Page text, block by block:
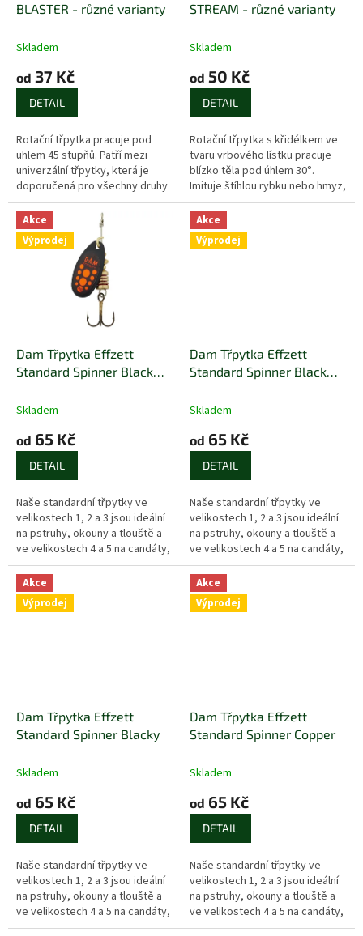
BLASTER - různé varianty
Skladem
od 37 Kč
DETAIL
Rotační třpytka pracuje pod
uhlem 45 stupňů. Patří mezi
univerzální třpytky, která je
doporučená pro všechny druhy
vod.
STREAM - různé varianty
Skladem
od 50 Kč
DETAIL
Rotační třpytka s křidélkem ve
tvaru vrbového lístku pracuje
blízko těla pod úhlem 30°.
Imituje štíhlou rybku nebo hmyz,
vhodná pro vedení při dně v
hlubokých vodách. Na řekách...
Akce
Výprodej
Dam Třpytka Effzett
Standard Spinner Black
Skladem
od 65 Kč
DETAIL
Naše standardní třpytky ve
velikostech 1, 2 a 3 jsou ideální
na pstruhy, okouny a tlouště a
ve velikostech 4 a 5 na candáty,
štiky a lososy.
Akce
Výprodej
Dam Třpytka Effzett
Standard Spinner Black
Skladem
od 65 Kč
DETAIL
Naše standardní třpytky ve
velikostech 1, 2 a 3 jsou ideální
na pstruhy, okouny a tlouště a
ve velikostech 4 a 5 na candáty,
štiky a lososy.
Akce
Výprodej
Dam Třpytka Effzett
Standard Spinner Blacky
Skladem
od 65 Kč
DETAIL
Naše standardní třpytky ve
velikostech 1, 2 a 3 jsou ideální
na pstruhy, okouny a tlouště a
ve velikostech 4 a 5 na candáty,
štiky a lososy.
Akce
Výprodej
Dam Třpytka Effzett
Standard Spinner Copper
Skladem
od 65 Kč
DETAIL
Naše standardní třpytky ve
velikostech 1, 2 a 3 jsou ideální
na pstruhy, okouny a tlouště a
ve velikostech 4 a 5 na candáty,
štiky a lososy.